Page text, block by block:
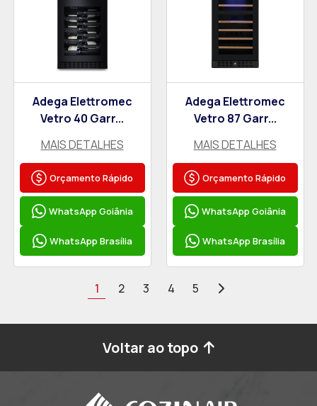
Adega Elettromec
Vetro 40 Garr...
MAIS DETALHES
Orçamento Rápido
WhatsApp Goiânia
WhatsApp Brasília
Adega Elettromec
Vetro 87 Garr...
MAIS DETALHES
Orçamento Rápido
WhatsApp Goiânia
WhatsApp Brasília
1 2 3 4 5
Voltar ao topo